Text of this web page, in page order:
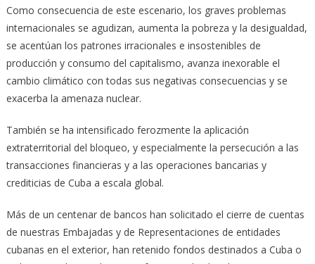
Como consecuencia de este escenario, los graves problemas
internacionales se agudizan, aumenta la pobreza y la desigualdad,
se acentúan los patrones irracionales e insostenibles de
producción y consumo del capitalismo, avanza inexorable el
cambio climático con todas sus negativas consecuencias y se
exacerba la amenaza nuclear.
También se ha intensificado ferozmente la aplicación
extraterritorial del bloqueo, y especialmente la persecución a las
transacciones financieras y a las operaciones bancarias y
crediticias de Cuba a escala global.
Más de un centenar de bancos han solicitado el cierre de cuentas
de nuestras Embajadas y de Representaciones de entidades
cubanas en el exterior, han retenido fondos destinados a Cuba o